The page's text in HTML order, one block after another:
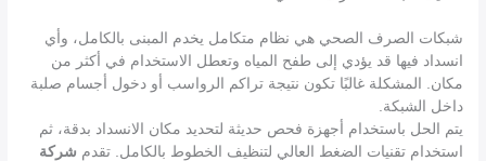
شبكات الصرف الصحي هي نظام متكامل يخدم المبنى بالكامل، وأي
انسداد فيها قد يؤدي إلى طفح المياه وتعطل الاستخدام في أكثر من
مكان. المشكلة غالبًا تكون نتيجة تراكم الرواسب أو دخول أجسام صلبة
داخل الشبكة.
يتم الحل باستخدام أجهزة فحص حديثة لتحديد مكان الانسداد بدقة، ثم
استخدام تقنيات الضغط العالي لتنظيف الخطوط بالكامل. تقدم شركة